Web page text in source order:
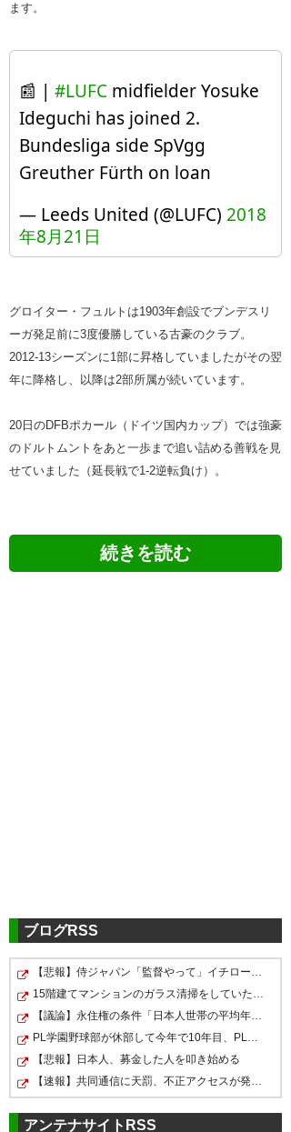
ます。
📰 | #LUFC midfielder Yosuke
Ideguchi has joined 2.
Bundesliga side SpVgg
Greuther Fürth on loan
— Leeds United (@LUFC) 2018
年8月21日
グロイター・フュルトは1903年創設でブンデスリ
ーガ発足前に3度優勝している古豪のクラブ。
2012-13シーズンに1部に昇格していましたがその翌
年に降格し、以降は2部所属が続いています。
20日のDFBポカール（ドイツ国内カップ）では強豪
のドルトムントをあと一歩まで追い詰める善戦を見
せていました（延長戦で1-2逆転負け）。
井手口陽介がドイツへレンタル
移籍!!
— カズ (yzNhmrHFmLke3hE)
2018, 8月 21
リーズ出れて良かった。ポジシ
ョン掴み取って欲しい。頑張れ
井手口！
— Tirdar (Tirdar1)2018, 8月 21
井手口はなんとか海外にしがみ
ついて成功してくれ それだけの
ポテンシャルはあると思うし
— けいた (capybara0714)
2018, 8月 21
ブログRSS
【悲報】侍ジャパン「監督やって」イチロー・松井秀喜「…
15階建てマンションのガラス清掃をしていた男性が転落… …
【議論】永住権の条件「日本人世帯の平均年収以上」←これ…
PL学園野球部が休部して今年で10年目、PL学園の全生徒数…
【悲報】日本人、募金した人を叩き始める
【速報】共同通信に天罰、不正アクセスが発覚「職員・加…
アンテナサイトRSS